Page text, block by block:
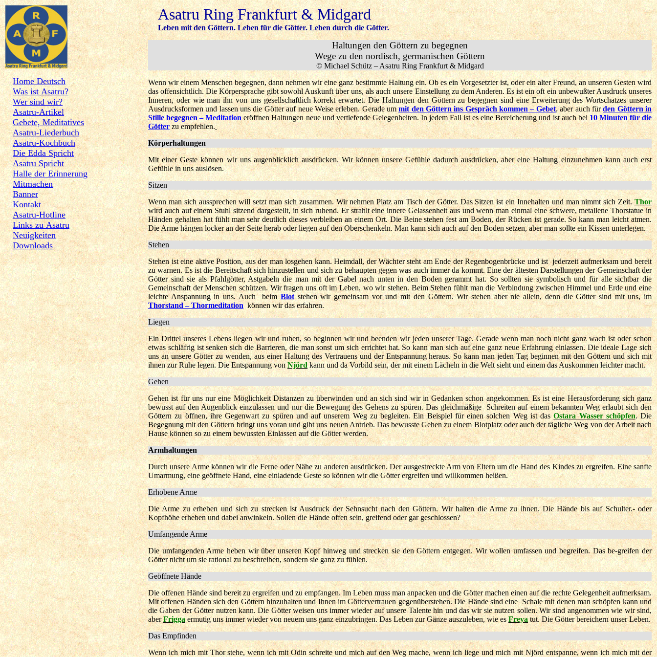
Home Deutsch
Was ist Asatru?
Wer sind wir?
Asatru-Artikel
Gebete, Meditatives
Asatru-Liederbuch
Asatru-Kochbuch
Die Edda Spricht
Asatru Spricht
Halle der Erinnerung
Mitmachen
Banner
Kontakt
Asatru-Hotline
Links zu Asatru
Neuigkeiten
Downloads
Asatru Ring Frankfurt & Midgard
Leben mit den Göttern. Leben für die Götter. Leben durch die Götter.
Haltungen den Göttern zu begegnen
Wege zu den nordisch, germanischen Göttern
© Michael Schütz – Asatru Ring Frankfurt & Midgard
Wenn wir einem Menschen begegnen, dann nehmen wir eine ganz bestimmte Haltung ein. Ob es ein Vorgesetzter ist, oder ein alter Freund, an unseren Gesten wird
das offensichtlich. Die Körpersprache gibt sowohl Auskunft über uns, als auch unsere Einstellung zu dem Anderen. Es ist ein oft ein unbewußter Ausdruck unseres
Inneren, oder wie man ihn von uns gesellschaftlich korrekt erwartet. Die Haltungen den Göttern zu begegnen sind eine Erweiterung des Wortschatzes unserer
Ausdrucksformen und lassen uns die Götter auf neue Weise erleben. Gerade ummit den Göttern ins Gespräch kommen – Gebet, aber auch fürden Göttern in
Stille begegnen – Meditationeröffnen Haltungen neue und vertiefende Gelegenheiten. In jedem Fall ist es eine Bereicherung und ist auch bei 10 Minuten für die
Götterzu empfehlen.
Körperhaltungen
Mit einer Geste können wir uns augenblicklich ausdrücken. Wir können unsere Gefühle dadurch ausdrücken, aber eine Haltung einzunehmen kann auch erst
Gefühle in uns auslösen.
Sitzen
Wenn man sich aussprechen will setzt man sich zusammen. Wir nehmen Platz am Tisch der Götter. Das Sitzen ist ein Innehalten und man nimmt sich Zeit.Thor
wird auch auf einem Stuhl sitzend dargestellt, in sich ruhend. Er strahlt eine innere Gelassenheit aus und wenn man einmal eine schwere, metallene Thorstatue in
Händen gehalten hat fühlt man sehr deutlich dieses verbleiben an einem Ort. Die Beine stehen fest am Boden, der Rücken ist gerade. So kann man leicht atmen.
Die Arme hängen locker an der Seite herab oder liegen auf den Oberschenkeln. Man kann sich auch auf den Boden setzen, aber man sollte ein Kissen unterlegen.
Stehen
Stehen ist eine aktive Position, aus der man losgehen kann. Heimdall, der Wächter steht am Ende der Regenbogenbrücke und ist jederzeit aufmerksam und bereit
zu warnen. Es ist die Bereitschaft sich hinzustellen und sich zu behaupten gegen was auch immer da kommt. Eine der ältesten Darstellungen der Gemeinschaft der
Götter sind sie als Pfahlgötter, Astgabeln die man mit der Gabel nach unten in den Boden gerammt hat. So sollten sie symbolisch und für alle sichtbar die
Gemeinschaft der Menschen schützen. Wir fragen uns oft im Leben, wo wir stehen. Beim Stehen fühlt man die Verbindung zwischen Himmel und Erde und eine
leichte Anspannung in uns. Auch beimBlotstehen wir gemeinsam vor und mit den Göttern. Wir stehen aber nie allein, denn die Götter sind mit uns, im
Thorstand – Thormeditationkönnen wir das erfahren.
Liegen
Ein Drittel unseres Lebens liegen wir und ruhen, so beginnen wir und beenden wir jeden unserer Tage. Gerade wenn man noch nicht ganz wach ist oder schon
etwas schläfrig ist senken sich die Barrieren, die man sonst um sich errichtet hat. So kann man sich auf eine ganz neue Erfahrung einlassen. Die ideale Lage sich
uns an unsere Götter zu wenden, aus einer Haltung des Vertrauens und der Entspannung heraus. So kann man jeden Tag beginnen mit den Göttern und sich mit
ihnen zur Ruhe legen. Die Entspannung vonNjördkann und da Vorbild sein, der mit einem Lächeln in die Welt sieht und einem das Auskommen leichter macht.
Gehen
Gehen ist für uns nur eine Möglichkeit Distanzen zu überwinden und an sich sind wir in Gedanken schon angekommen. Es ist eine Herausforderung sich ganz
bewusst auf den Augenblick einzulassen und nur die Bewegung des Gehens zu spüren. Das gleichmäßige Schreiten auf einem bekannten Weg erlaubt sich den
Göttern zu öffnen, ihre Gegenwart zu spüren und auf unserem Weg zu begleiten. Ein Beispiel für einen solchen Weg ist dasOstara Wasser schöpfen. Die
Begegnung mit den Göttern bringt uns voran und gibt uns neuen Antrieb. Das bewusste Gehen zu einem Blotplatz oder auch der tägliche Weg von der Arbeit nach
Hause können so zu einem bewussten Einlassen auf die Götter werden.
Armhaltungen
Durch unsere Arme können wir die Ferne oder Nähe zu anderen ausdrücken. Der ausgestreckte Arm von Eltern um die Hand des Kindes zu ergreifen. Eine sanfte
Umarmung, eine geöffnete Hand, eine einladende Geste so können wir die Götter ergreifen und willkommen heißen.
Erhobene Arme
Die Arme zu erheben und sich zu strecken ist Ausdruck der Sehnsucht nach den Göttern. Wir halten die Arme zu ihnen. Die Hände bis auf Schulter.- oder
Kopfhöhe erheben und dabei anwinkeln. Sollen die Hände offen sein, greifend oder gar geschlossen?
Umfangende Arme
Die umfangenden Arme heben wir über unseren Kopf hinweg und strecken sie den Göttern entgegen. Wir wollen umfassen und begreifen. Das be-greifen der
Götter nicht um sie rational zu beschreiben, sondern sie ganz zu fühlen.
Geöffnete Hände
Die offenen Hände sind bereit zu ergreifen und zu empfangen. Im Leben muss man anpacken und die Götter machen einen auf die rechte Gelegenheit aufmerksam.
Mit offenen Händen sich den Göttern hinzuhalten und Ihnen im Göttervertrauen gegenüberstehen. Die Hände sind eine Schale mit denen man schöpfen kann und
die Gaben der Götter nutzen kann. Die Götter weisen uns immer wieder auf unsere Talente hin und das wir sie nutzen sollen. Wir sind angenommen wie wir sind,
aberFriggaermutig uns immer wieder von neuem uns ganz einzubringen. Das Leben zur Gänze auszuleben, wie esFreyatut. Die Götter bereichern unser Leben.
Das Empfinden
Wenn ich mich mit Thor stehe, wenn ich mit Odin schreite und mich auf den Weg mache, wenn ich liege und mich mit Njörd entspanne, wenn ich mich mit der